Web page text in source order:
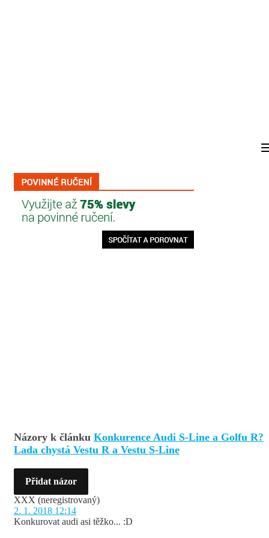
Názory k článku Konkurence Audi S-Line a Golfu R?
Lada chystá Vestu R a Vestu S-Line
Přidat názor
XXX (neregistrovaný)
2. 1. 2018 12:14
Konkurovat audi asi těžko... :D